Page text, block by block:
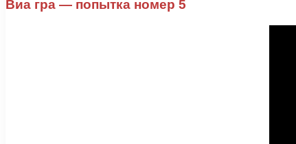
Виа гра — попытка номер 5